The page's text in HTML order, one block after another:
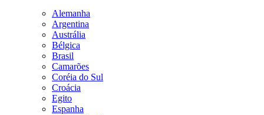
Alemanha
Argentina
Austrália
Bélgica
Brasil
Camarões
Coréia do Sul
Croácia
Egito
Espanha